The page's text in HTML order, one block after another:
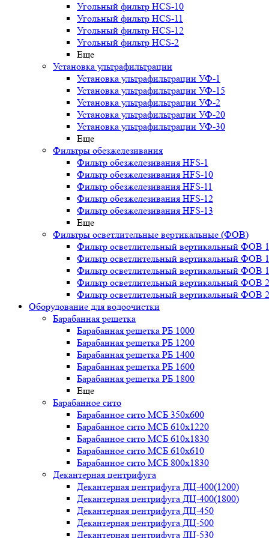
Угольный фильтр HСS-10
Угольный фильтр HСS-11
Угольный фильтр HСS-12
Угольный фильтр HСS-2
Еще
Установка ультрафильтрации
Установка ультрафильтрации УФ-1
Установка ультрафильтрации УФ-15
Установка ультрафильтрации УФ-2
Установка ультрафильтрации УФ-20
Установка ультрафильтрации УФ-30
Еще
Фильтры обезжелезивания
Фильтр обезжелезивания HFS-1
Фильтр обезжелезивания HFS-10
Фильтр обезжелезивания HFS-11
Фильтр обезжелезивания HFS-12
Фильтр обезжелезивания HFS-13
Еще
Фильтры осветлительные вертикальные (ФОВ)
Фильтр осветлительный вертикальный ФОВ
Фильтр осветлительный вертикальный ФОВ
Фильтр осветлительный вертикальный ФОВ
Фильтр осветлительный вертикальный ФОВ
Фильтр осветлительный вертикальный ФОВ
Оборудование для водоочистки
Барабанная решетка
Барабанная решетка РБ 1000
Барабанная решетка РБ 1200
Барабанная решетка РБ 1400
Барабанная решетка РБ 1600
Барабанная решетка РБ 1800
Еще
Барабанное сито
Барабанное сито МСБ 350x600
Барабанное сито МСБ 610x1220
Барабанное сито МСБ 610x1830
Барабанное сито МСБ 610x610
Барабанное сито МСБ 800x1830
Декантерная центрифуга
Декантерная центрифуга ДЦ-400(1200)
Декантерная центрифуга ДЦ-400(1800)
Декантерная центрифуга ДЦ-450
Декантерная центрифуга ДЦ-500
Декантерная центрифуга ДЦ-530